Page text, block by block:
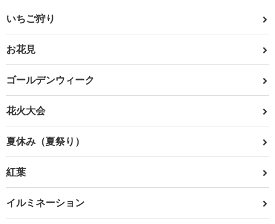
いちご狩り
お花見
ゴールデンウィーク
花火大会
夏休み（夏祭り）
紅葉
イルミネーション